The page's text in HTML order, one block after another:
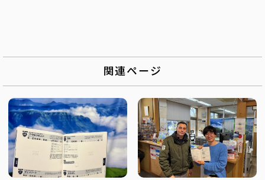
関連ページ